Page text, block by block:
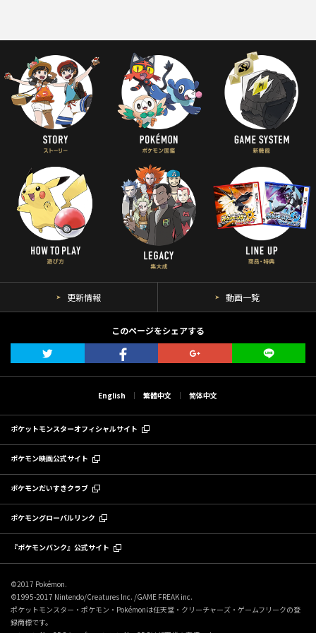
更新情報 動画一覧
このページをシェアする
English 繁體中文 简体中文
ポケットモンスターオフィシャルサイト
ポケモン映画公式サイト
ポケモンだいすきクラブ
ポケモングローバルリンク
『ポケモンバンク』公式サイト
©2017 Pokémon.
©1995-2017 Nintendo/Creatures Inc. /GAME FREAK inc.
ポケットモンスター・ポケモン・Pokémonは任天堂・クリーチャーズ・ゲームフリークの登
録商標です。